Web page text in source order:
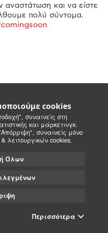
cookies
συναινείς στη
και μάρκετινγκ.
συναινείς μόνο
λειτουργικών cookies.
Όλων
Περισσότερα
και να είστε
πολύ σύντομα.